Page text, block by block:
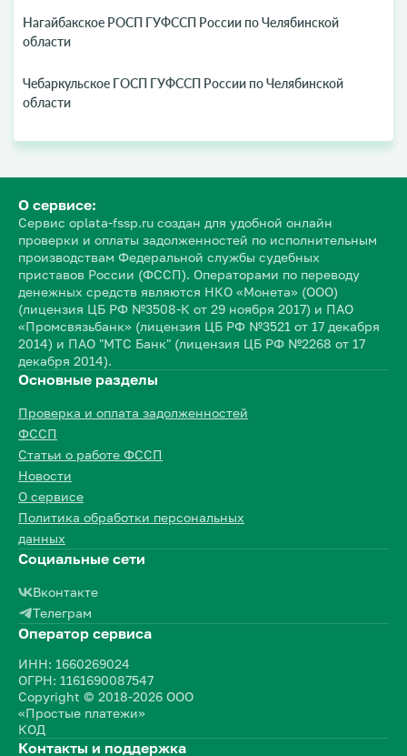
Нагайбакское РОСП ГУФССП России по Челябинской
области
Чебаркульское ГОСП ГУФССП России по Челябинской
области
О сервисе:
Сервис oplata-fssp.ru создан для удобной онлайн
проверки и оплаты задолженностей по исполнительным
производствам Федеральной службы судебных
приставов России (ФССП). Операторами по переводу
денежных средств являются НКО «Монета» (ООО)
(лицензия ЦБ РФ №3508-К от 29 ноября 2017) и ПАО
«Промсвязьбанк» (лицензия ЦБ РФ №3521 от 17 декабря
2014) и ПАО "МТС Банк" (лицензия ЦБ РФ №2268 от 17
декабря 2014).
Основные разделы
Проверка и оплата задолженностей
ФССП
Статьи о работе ФССП
Новости
О сервисе
Политика обработки персональных
данных
Социальные сети
Вконтакте
Телеграм
Оператор сервиса
ИНН: 1660269024
ОГРН: 1161690087547
Copyright © 2018-2026 ООО
«Простые платежи»
КОД
Контакты и поддержка